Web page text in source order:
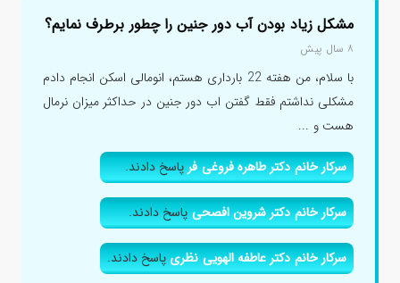
مشکل زیاد بودن آب دور جنین را چطور برطرف نمایم؟
۸ سال پیش
با سلام، من هفته 22 بارداری هستم، انومالی اسکن انجام دادم
مشکلی نداشتم فقط گفتن اب دور جنین در حداکثر میزان نرمال
هست و ...
سرکار خانم دکتر طاهره فروغی فرپاسخ دادند.
سرکار خانم دکتر شروین افصحیپاسخ دادند.
سرکار خانم دکتر عاطفه الهویی نظریپاسخ دادند.